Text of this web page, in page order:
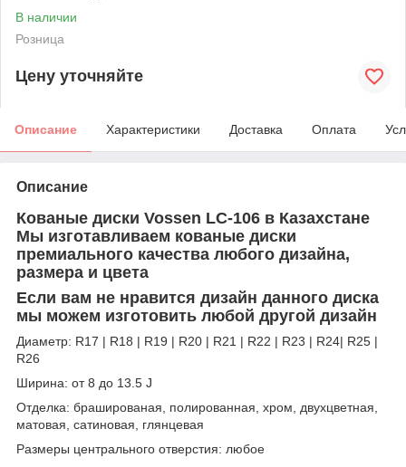
В наличии
Розница
Цену уточняйте
Описание Характеристики Доставка Оплата
Описание
Кованые диски Vossen LC-106 в Казахстане
Мы изготавливаем кованые диски
премиального качества любого дизайна,
размера и цвета
Если вам не нравится дизайн данного диска
мы можем изготовить любой другой дизайн
Диаметр: R17 | R18 | R19 | R20 | R21 | R22 | R23 | R24| R25 |
R26
Ширина: от 8 до 13.5 J
Отделка: брашированая, полированная, хром, двухцветная,
матовая, сатиновая, глянцевая
Размеры центрального отверстия: любое